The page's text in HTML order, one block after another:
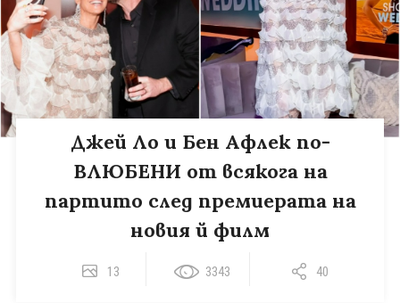
Джей Ло и Бен Афлек по-
ВЛЮБЕНИ от всякога на
партито след премиерата на
новия й филм
13 3343 40